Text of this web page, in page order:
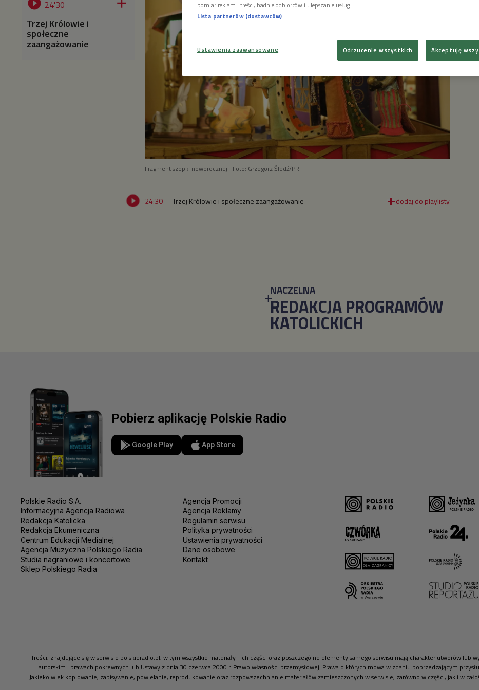
 24'30 
Trzej Królowie i
społeczne
zaangażowanie
Fragment szopki noworocznej Foto: Grzegorz Śledź/PR
24:30 Trzej Królowie i społeczne zaangażowanie
NACZELNA
REDAKCJA PROGRAMÓW
KATOLICKICH
Pobierz aplikację Polskie Radio
Google Play App Store
Polskie Radio S.A.
Informacyjna Agencja Radiowa
Redakcja Katolicka
Redakcja Ekumeniczna
Centrum Edukacji Medialnej
Agencja Muzyczna Polskiego Radia
Studia nagraniowe i koncertowe
Sklep Polskiego Radia
Agencja Promocji
Agencja Reklamy
Regulamin serwisu
Polityka prywatności
Ustawienia prywatności
Dane osobowe
Kontakt
Treści, znajdujące się w serwisie polskieradio.pl, w tym wszystkie materiały i ich części oraz poszczególne elementy samego serwisu mają charakter utworów lub
autorskim i prawach pokrewnych lub Ustawy z dnia 30 czerwca 2000 r. Prawo własności przemysłowej. Prawa o których mowa w zdaniu poprzedzającym
Jakiekolwiek kopiowanie, zapisywanie, powielanie, reprodukowanie oraz rozpowszechnianie materiałów zamieszczonych w serwisie, zarówno w części, jak i w
pomiar reklam i treści, badnie odbiorców i ulepszanie usług.
Lista partnerów (dostawców)
Ustawienia zaawansowane Odrzucenie wszystkich Akceptuję